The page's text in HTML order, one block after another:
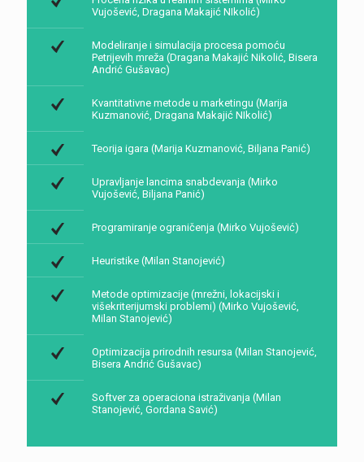
Vujošević, Dragana Makajić NIkolić)
Modeliranje i simulacija procesa pomoću
Petrijevih mreža (Dragana Makajić Nikolić, Bisera
Andrić Gušavac)
Kvantitativne metode u marketingu (Marija
Kuzmanović, Dragana Makajić NIkolić)
Teorija igara (Marija Kuzmanović, Biljana Panić)
Upravljanje lancima snabdevanja (Mirko
Vujošević, Biljana Panić)
Programiranje ograničenja (Mirko Vujošević)
Heuristike (Milan Stanojević)
Metode optimizacije (mrežni, lokacijski i
višekriterijumski problemi) (Mirko Vujošević,
Milan Stanojević)
Optimizacija prirodnih resursa (Milan Stanojević,
Bisera Andrić Gušavac)
Softver za operaciona istraživanja (Milan
Stanojević, Gordana Savić)